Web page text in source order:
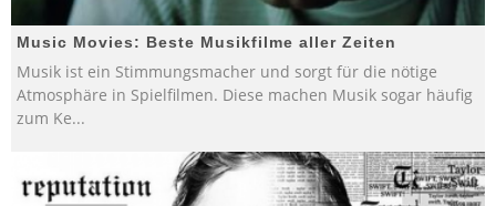
Music Movies: Beste Musikfilme aller Zeiten
Musik ist ein Stimmungsmacher und sorgt für die nötige
Atmosphäre in Spielfilmen. Diese machen Musik sogar häufig
zum Ke...